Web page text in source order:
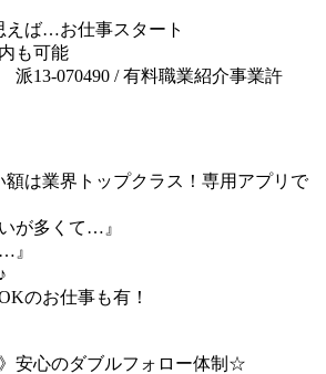
えば…お仕事スタート
も可能
13-070490 / 有料職業紹介事業許
額は業界トップクラス！専用アプリで
が多くて…』
』
のお仕事も有！
安心のダブルフォロー体制☆